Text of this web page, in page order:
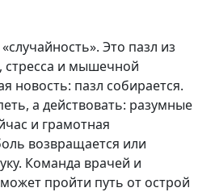
Это пазл из
стресса и мышечной
новость: пазл собирается.
а действовать: разумные
и грамотная
возвращается или
Команда врачей и
пройти путь от острой